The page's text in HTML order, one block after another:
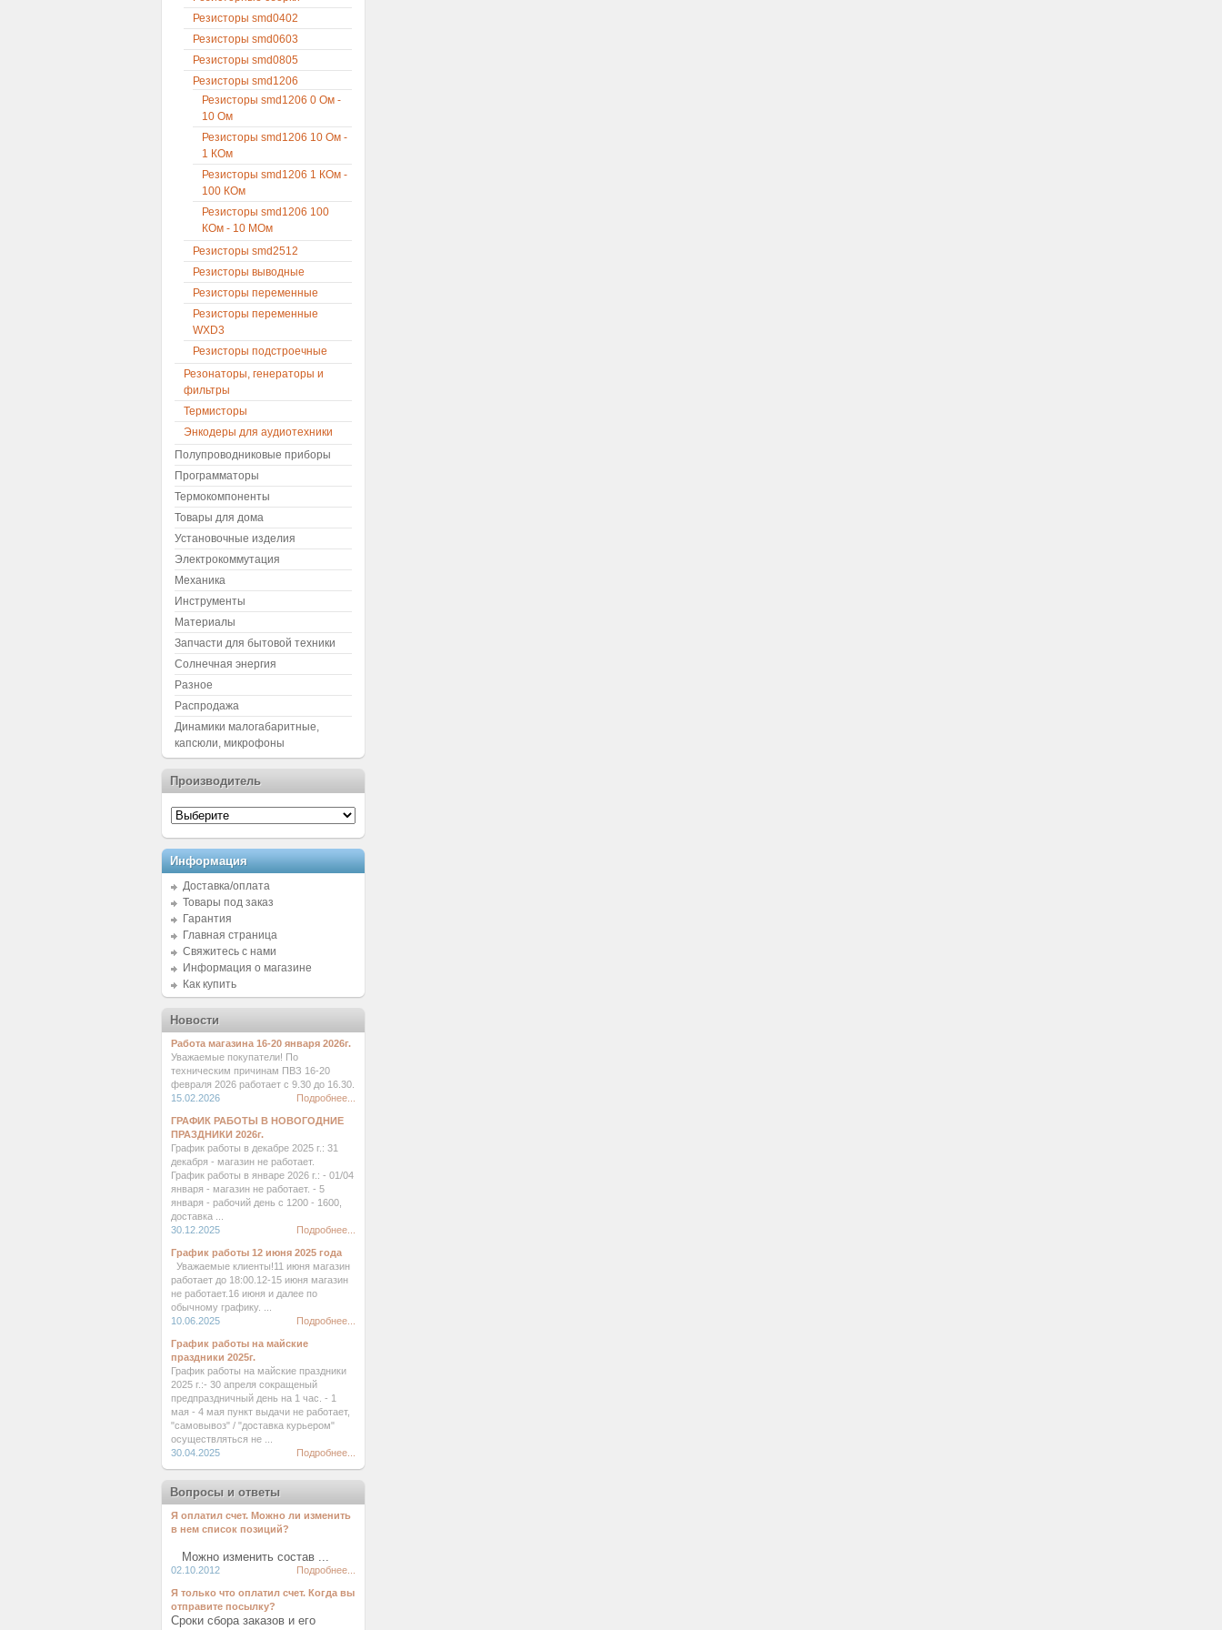
Резисторы smd0402
Резисторы smd0603
Резисторы smd0805
Резисторы smd1206
Резисторы smd1206 0 Ом -
10 Ом
Резисторы smd1206 10 Ом -
1 КОм
Резисторы smd1206 1 КОм -
100 КОм
Резисторы smd1206 100
КОм - 10 МОм
Резисторы smd2512
Резисторы выводные
Резисторы переменные
Резисторы переменные
WXD3
Резисторы подстроечные
Резонаторы, генераторы и
фильтры
Термисторы
Энкодеры для аудиотехники
Полупроводниковые приборы
Программаторы
Термокомпоненты
Товары для дома
Установочные изделия
Электрокоммутация
Механика
Инструменты
Материалы
Запчасти для бытовой техники
Солнечная энергия
Разное
Распродажа
Динамики малогабаритные,
капсюли, микрофоны
Производитель
Информация
Доставка/оплата
Товары под заказ
Гарантия
Главная страница
Свяжитесь с нами
Информация о магазине
Как купить
Новости
Работа магазина 16-20 января 2026г.
Уважаемые покупатели! По
техническим причинам ПВЗ 16-20
февраля 2026 работает с 9.30 до 16.30.
15.02.2026
Подробнее...
ГРАФИК РАБОТЫ В НОВОГОДНИЕ
ПРАЗДНИКИ 2026г.
График работы в декабре 2025 г.: 31
декабря - магазин не работает.
График работы в январе 2026 г.: - 01/04
января - магазин не работает. - 5
января - рабочий день с 1200 - 1600,
доставка ...
30.12.2025
Подробнее...
График работы 12 июня 2025 года
Уважаемые клиенты!11 июня магазин
работает до 18:00.12-15 июня магазин
не работает.16 июня и далее по
обычному графику. ...
10.06.2025
Подробнее...
График работы на майские
праздники 2025г.
График работы на майские праздники
2025 г.:- 30 апреля сокращеный
предпраздничный день на 1 час. - 1
мая - 4 мая пункт выдачи не работает,
"самовывоз" / "доставка курьером"
осуществляться не ...
30.04.2025
Подробнее...
Вопросы и ответы
Я оплатил счет. Можно ли изменить
в нем список позиций?
Можно изменить состав ...
02.10.2012 Подробнее...
Я только что оплатил счет. Когда вы
отправите посылку?
Сроки сбора заказов и его